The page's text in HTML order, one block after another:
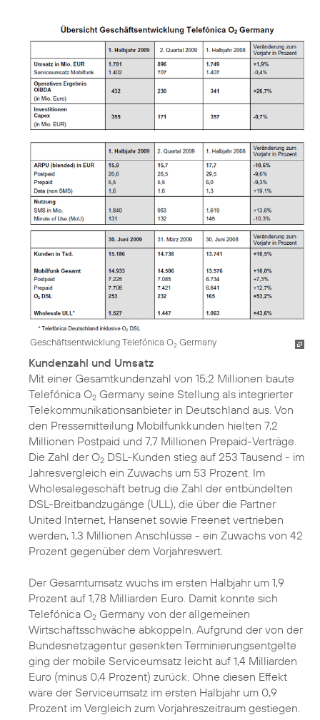
Geschäftsentwicklung Telefónica O2 Germany
Kundenzahl und Umsatz
Mit einer Gesamtkundenzahl von 15,2 Millionen baute
Telefónica O2 Germany seine Stellung als integrierter
Telekommunikationsanbieter in Deutschland aus. Von
den Pressemitteilung Mobilfunkkunden hielten 7,2
Millionen Postpaid und 7,7 Millionen Prepaid-Verträge.
Die Zahl der O2 DSL-Kunden stieg auf 253 Tausend - im
Jahresvergleich ein Zuwachs um 53 Prozent. Im
Wholesalegeschäft betrug die Zahl der entbündelten
DSL-Breitbandzugänge (ULL), die über die Partner
United Internet, Hansenet sowie Freenet vertrieben
werden, 1,3 Millionen Anschlüsse - ein Zuwachs von 42
Prozent gegenüber dem Vorjahreswert.
Der Gesamtumsatz wuchs im ersten Halbjahr um 1,9
Prozent auf 1,78 Milliarden Euro. Damit konnte sich
Telefónica O2 Germany von der allgemeinen
Wirtschaftsschwäche abkoppeln. Aufgrund der von der
Bundesnetzagentur gesenkten Terminierungsentgelte
ging der mobile Serviceumsatz leicht auf 1,4 Milliarden
Euro (minus 0,4 Prozent) zurück. Ohne diesen Effekt
wäre der Serviceumsatz im ersten Halbjahr um 0,9
Prozent im Vergleich zum Vorjahreszeitraum gestiegen.